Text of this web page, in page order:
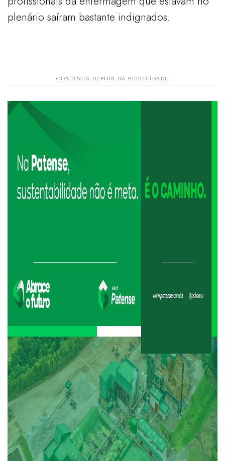
plenário saíram bastante indignados.